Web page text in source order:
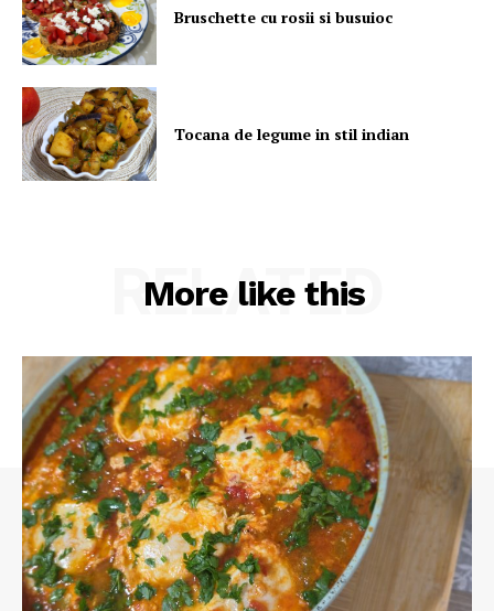
Bruschette cu rosii si busuioc
Tocana de legume in stil indian
More like this
RELATED